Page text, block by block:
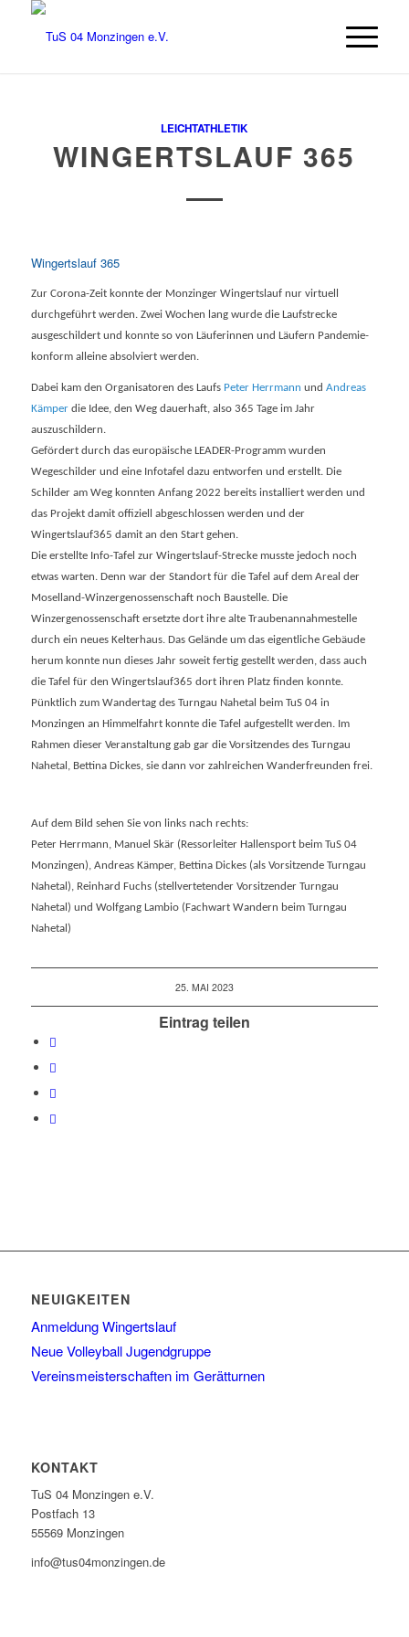
LEICHTATHLETIK
WINGERTSLAUF 365
Wingertslauf 365
Zur Corona-Zeit konnte der Monzinger Wingertslauf nur virtuell
durchgeführt werden. Zwei Wochen lang wurde die Laufstrecke
ausgeschildert und konnte so von Läuferinnen und Läufern Pandemie-
konform alleine absolviert werden.
Dabei kam den Organisatoren des Laufs Peter Herrmann und Andreas
Kämperdie Idee, den Weg dauerhaft, also 365 Tage im Jahr
auszuschildern.
Gefördert durch das europäische LEADER-Programm wurden
Wegeschilder und eine Infotafel dazu entworfen und erstellt. Die
Schilder am Weg konnten Anfang 2022 bereits installiert werden und
das Projekt damit offiziell abgeschlossen werden und der
Wingertslauf365 damit an den Start gehen.
Die erstellte Info-Tafel zur Wingertslauf-Strecke musste jedoch noch
etwas warten. Denn war der Standort für die Tafel auf dem Areal der
Moselland-Winzergenossenschaft noch Baustelle. Die
Winzergenossenschaft ersetzte dort ihre alte Traubenannahmestelle
durch ein neues Kelterhaus. Das Gelände um das eigentliche Gebäude
herum konnte nun dieses Jahr soweit fertig gestellt werden, dass auch
die Tafel für den Wingertslauf365 dort ihren Platz finden konnte.
Pünktlich zum Wandertag des Turngau Nahetal beim TuS 04 in
Monzingen an Himmelfahrt konnte die Tafel aufgestellt werden. Im
Rahmen dieser Veranstaltung gab gar die Vorsitzendes des Turngau
Nahetal, Bettina Dickes, sie dann vor zahlreichen Wanderfreunden frei.
Auf dem Bild sehen Sie von links nach rechts:
Peter Herrmann, Manuel Skär (Ressorleiter Hallensport beim TuS 04
Monzingen), Andreas Kämper, Bettina Dickes (als Vorsitzende Turngau
Nahetal), Reinhard Fuchs (stellvertetender Vorsitzender Turngau
Nahetal) und Wolfgang Lambio (Fachwart Wandern beim Turngau
Nahetal)
25. MAI 2023
Eintrag teilen
NEUIGKEITEN
Anmeldung Wingertslauf
Neue Volleyball Jugendgruppe
Vereinsmeisterschaften im Gerätturnen
KONTAKT
TuS 04 Monzingen e.V.
Postfach 13
55569 Monzingen
info@tus04monzingen.de